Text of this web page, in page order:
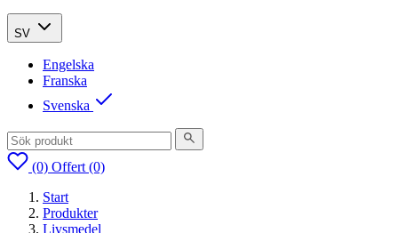
SV
Engelska
Franska
Svenska
(0) Offert (0)
Start
Produkter
Livsmedel